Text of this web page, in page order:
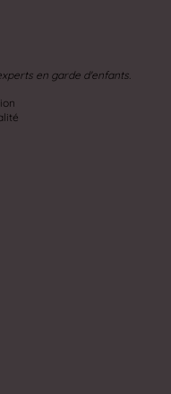
en garde d'enfants.